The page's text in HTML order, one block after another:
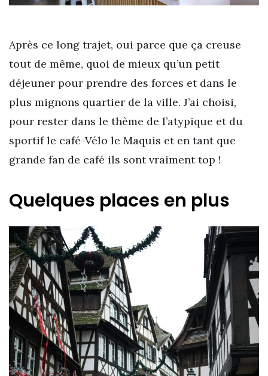
Après ce long trajet, oui parce que ça creuse
tout de même, quoi de mieux qu’un petit
déjeuner pour prendre des forces et dans le
plus mignons quartier de la ville. J’ai choisi,
pour rester dans le thème de l’atypique et du
sportif le café-Vélo le Maquis et en tant que
grande fan de café ils sont vraiment top !
Quelques places en plus